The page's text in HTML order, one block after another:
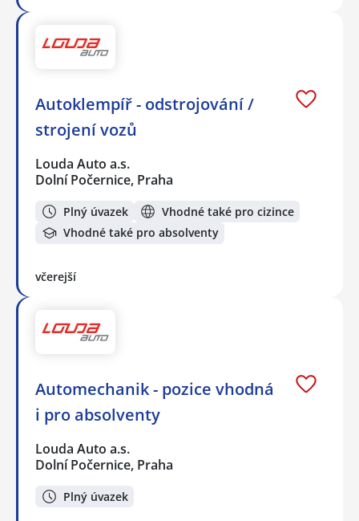
Autoklempíř - odstrojování /
strojení vozů
Louda Auto a.s.
Dolní Počernice, Praha
Plný úvazek
Vhodné také pro cizince
Vhodné také pro absolventy
včerejší
Automechanik - pozice vhodná
i pro absolventy
Louda Auto a.s.
Dolní Počernice, Praha
Plný úvazek